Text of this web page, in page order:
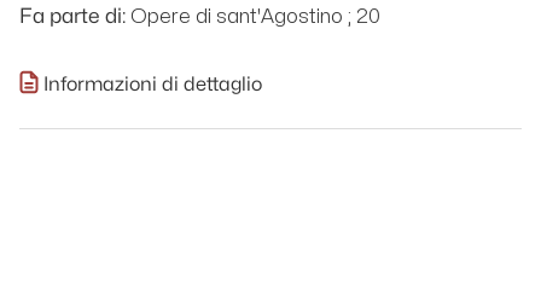
Fa parte di: Opere di sant'Agostino ; 20
Informazioni di dettaglio